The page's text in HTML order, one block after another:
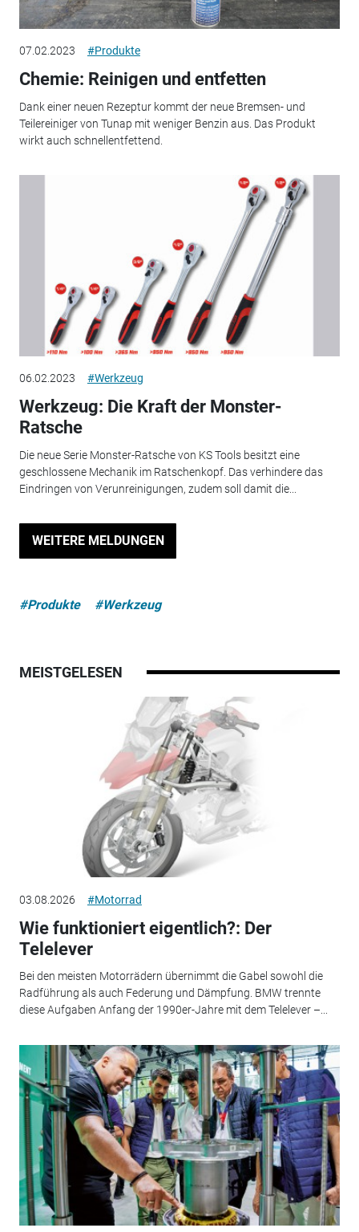
07.02.2023 #Produkte
Chemie: Reinigen und entfetten
Dank einer neuen Rezeptur kommt der neue Bremsen- und
Teilereiniger von Tunap mit weniger Benzin aus. Das Produkt
wirkt auch schnellentfettend.
06.02.2023 #Werkzeug
Werkzeug: Die Kraft der Monster-
Ratsche
Die neue Serie Monster-Ratsche von KS Tools besitzt eine
geschlossene Mechanik im Ratschenkopf. Das verhindere das
Eindringen von Verunreinigungen, zudem soll damit die...
WEITERE MELDUNGEN
#Produkte #Werkzeug
MEISTGELESEN
03.08.2026 #Motorrad
Wie funktioniert eigentlich?: Der
Telelever
Bei den meisten Motorrädern übernimmt die Gabel sowohl die
Radführung als auch Federung und Dämpfung. BMW trennte
diese Aufgaben Anfang der 1990er-Jahre mit dem Telelever –...